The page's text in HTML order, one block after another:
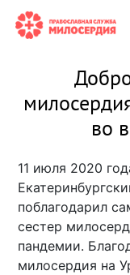
во
11 июля 2020
поблагодарил
сестер
пандемии.
милосердия на